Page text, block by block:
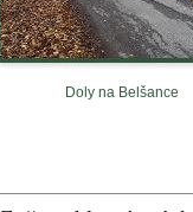
Doly na Belšance